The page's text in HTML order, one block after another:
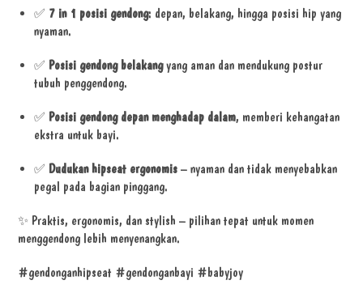
✅ 7 in 1 posisi gendong: depan, belakang, hingga posisi hip yang
nyaman.
✅ Posisi gendong belakangyang aman dan mendukung postur
tubuh penggendong.
✅ Posisi gendong depan menghadap dalam, memberi kehangatan
ekstra untuk bayi.
✅ Dudukan hipseat ergonomis – nyaman dan tidak menyebabkan
pegal pada bagian pinggang.
✨ Praktis, ergonomis, dan stylish – pilihan tepat untuk momen
menggendong lebih menyenangkan.
#gendonganhipseat #gendonganbayi #babyjoy